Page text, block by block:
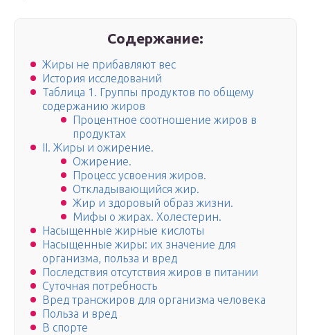
Содержание:
Жиры не при­бав­ляют вес
История исследований
Таблица 1. Группы продуктов по общему
содержанию жиров
Процентное соотношение жиров в
продуктах
II. Жиры и ожирение.
Ожирение.
Процесс усвоения жиров.
Откладывающийся жир.
Жир и здоровый образ жизни.
Мифы о жирах. Холестерин.
Насыщенные жирные кислоты
Насыщенные жиры: их значение для
организма, польза и вред
Последствия отсутствия жиров в питании
Суточная потребность
Вред трансжиров для организма человека
Польза и вред
В спорте